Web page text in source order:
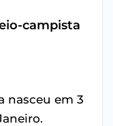
campista
nasceu em 3